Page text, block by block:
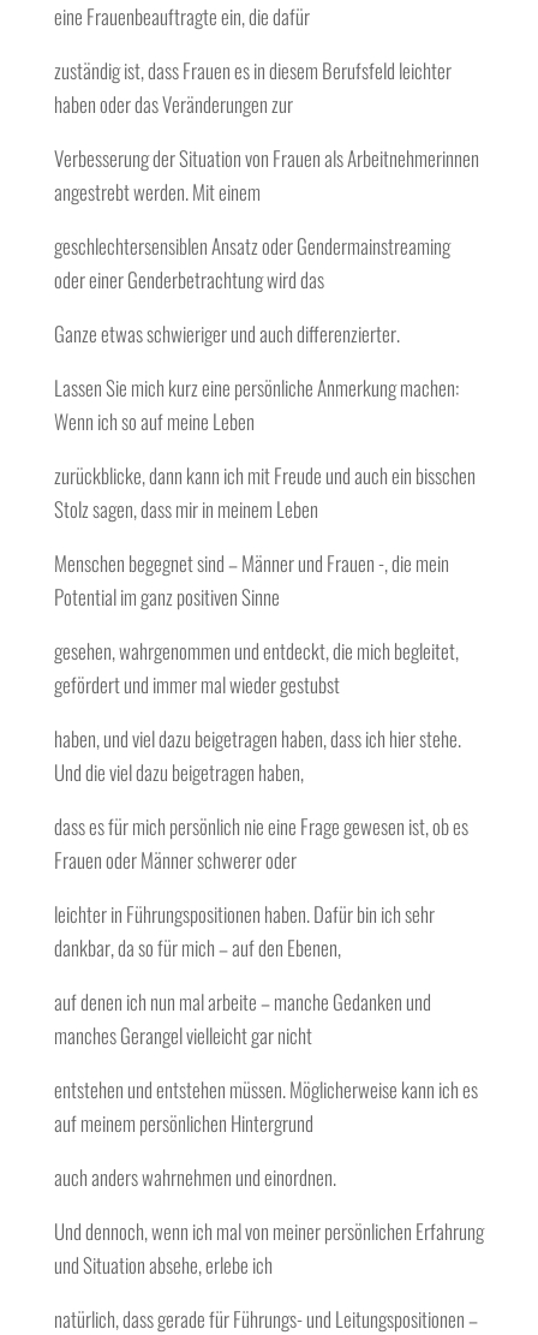
eine Frauenbeauftragte ein, die dafür
zuständig ist, dass Frauen es in diesem Berufsfeld leichter
haben oder das Veränderungen zur
Verbesserung der Situation von Frauen als Arbeitnehmerinnen
angestrebt werden. Mit einem
geschlechtersensiblen Ansatz oder Gendermainstreaming
oder einer Genderbetrachtung wird das
Ganze etwas schwieriger und auch differenzierter.
Lassen Sie mich kurz eine persönliche Anmerkung machen:
Wenn ich so auf meine Leben
zurückblicke, dann kann ich mit Freude und auch ein bisschen
Stolz sagen, dass mir in meinem Leben
Menschen begegnet sind – Männer und Frauen -, die mein
Potential im ganz positiven Sinne
gesehen, wahrgenommen und entdeckt, die mich begleitet,
gefördert und immer mal wieder gestubst
haben, und viel dazu beigetragen haben, dass ich hier stehe.
Und die viel dazu beigetragen haben,
dass es für mich persönlich nie eine Frage gewesen ist, ob es
Frauen oder Männer schwerer oder
leichter in Führungspositionen haben. Dafür bin ich sehr
dankbar, da so für mich – auf den Ebenen,
auf denen ich nun mal arbeite – manche Gedanken und
manches Gerangel vielleicht gar nicht
entstehen und entstehen müssen. Möglicherweise kann ich es
auf meinem persönlichen Hintergrund
auch anders wahrnehmen und einordnen.
Und dennoch, wenn ich mal von meiner persönlichen Erfahrung
und Situation absehe, erlebe ich
natürlich, dass gerade für Führungs- und Leitungspositionen –